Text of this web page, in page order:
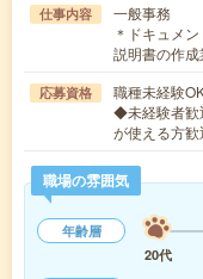
仕事内容
一般事務
＊ドキュメ
説明書の作
応募資格
職種未経験
◆未経験者歓
が使える方
職場の雰囲気
年齢層
20代